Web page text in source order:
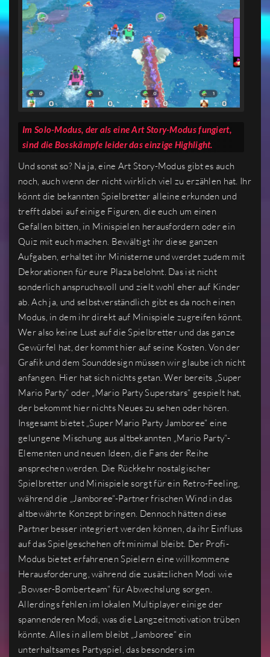
Im Solo-Modus, der als eine Art Story-Modus fungiert,
sind die Bosskämpfe leider das einzige Highlight.
Und sonst so? Na ja, eine Art Story-Modus gibt es auch
noch, auch wenn der nicht wirklich viel zu erzählen hat. Ihr
könnt die bekannten Spielbretter alleine erkunden und
trefft dabei auf einige Figuren, die euch um einen
Gefallen bitten, in Minispielen herausfordern oder ein
Quiz mit euch machen. Bewältigt ihr diese ganzen
Aufgaben, erhaltet ihr Ministerne und werdet zudem mit
Dekorationen für eure Plaza belohnt. Das ist nicht
sonderlich anspruchsvoll und zielt wohl eher auf Kinder
ab. Ach ja, und selbstverständlich gibt es da noch einen
Modus, in dem ihr direkt auf Minispiele zugreifen könnt.
Wer also keine Lust auf die Spielbretter und das ganze
Gewürfel hat, der kommt hier auf seine Kosten. Von der
Grafik und dem Sounddesign müssen wir glaube ich nicht
anfangen. Hier hat sich nichts getan. Wer bereits „Super
Mario Party“ oder „Mario Party Superstars“ gespielt hat,
der bekommt hier nichts Neues zu sehen oder hören.
Insgesamt bietet „Super Mario Party Jamboree“ eine
gelungene Mischung aus altbekannten „Mario Party“-
Elementen und neuen Ideen, die Fans der Reihe
ansprechen werden. Die Rückkehr nostalgischer
Spielbretter und Minispiele sorgt für ein Retro-Feeling,
während die „Jamboree“-Partner frischen Wind in das
altbewährte Konzept bringen. Dennoch hätten diese
Partner besser integriert werden können, da ihr Einfluss
auf das Spielgeschehen oft minimal bleibt. Der Profi-
Modus bietet erfahrenen Spielern eine willkommene
Herausforderung, während die zusätzlichen Modi wie
„Bowser-Bomberteam“ für Abwechslung sorgen.
Allerdings fehlen im lokalen Multiplayer einige der
spannenderen Modi, was die Langzeitmotivation trüben
könnte. Alles in allem bleibt „Jamboree“ ein
unterhaltsames Partyspiel, das besonders im